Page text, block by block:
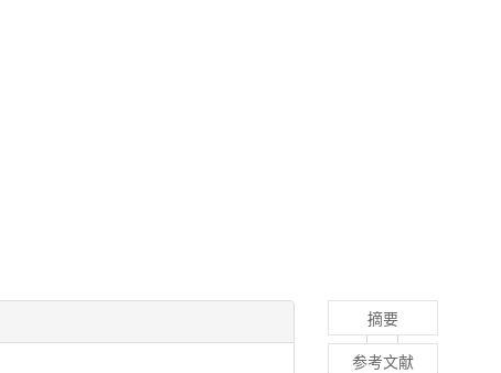
摘要
参考文献